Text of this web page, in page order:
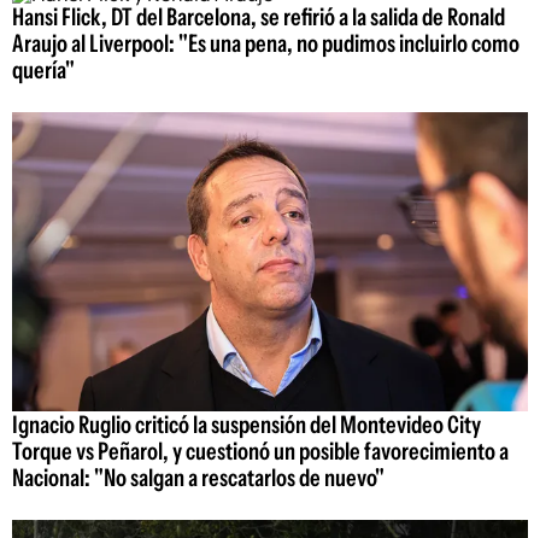
Hansi Flick, DT del Barcelona, se refirió a la salida de Ronald
Araujo al Liverpool: "Es una pena, no pudimos incluirlo como
quería"
Ignacio Ruglio criticó la suspensión del Montevideo City
Torque vs Peñarol, y cuestionó un posible favorecimiento a
Nacional: "No salgan a rescatarlos de nuevo"